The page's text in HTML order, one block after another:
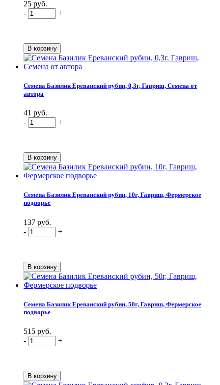
25 руб.
-
+
Семена Базилик Ереванский рубин, 0,3г, Гавриш, Семена от
автора
41 руб.
-
+
Семена Базилик Ереванский рубин, 10г, Гавриш, Фермерское
подворье
137 руб.
-
+
Семена Базилик Ереванский рубин, 50г, Гавриш, Фермерское
подворье
515 руб.
-
+